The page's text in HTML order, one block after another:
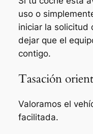
uso o
iniciar la solicitud
dejar que el
contigo.
Tasación
Valoramos el
facilitada.